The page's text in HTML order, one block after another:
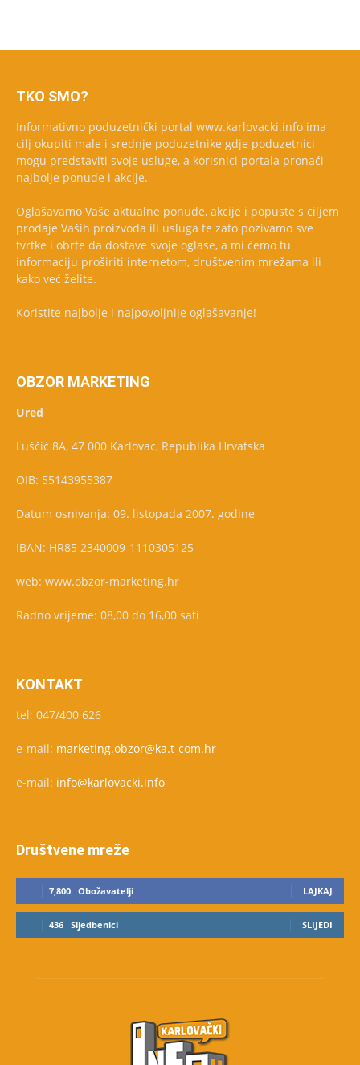
TKO SMO?
Informativno poduzetnički portal www.karlovacki.info ima
cilj okupiti male i srednje poduzetnike gdje poduzetnici
mogu predstaviti svoje usluge, a korisnici portala pronaći
najbolje ponude i akcije.
Oglašavamo Vaše aktualne ponude, akcije i popuste s ciljem
prodaje Vaših proizvoda ili usluga te zato pozivamo sve
tvrtke i obrte da dostave svoje oglase, a mi ćemo tu
informaciju proširiti internetom, društvenim mrežama ili
kako već želite.
Koristite najbolje i najpovoljnije oglašavanje!
OBZOR MARKETING
Ured
Luščić 8A, 47 000 Karlovac, Republika Hrvatska
OIB: 55143955387
Datum osnivanja: 09. listopada 2007. godine
IBAN: HR85 2340009-1110305125
web: www.obzor-marketing.hr
Radno vrijeme: 08,00 do 16,00 sati
KONTAKT
tel: 047/400 626
e-mail: marketing.obzor@ka.t-com.hr
e-mail: info@karlovacki.info
Društvene mreže
7,800 Obožavatelji LAJKAJ
436 Sljedbenici SLIJEDI